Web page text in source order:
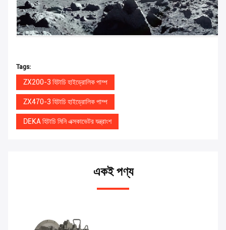
Tags:
ZX200-3 হিটাচি হাইড্রোলিক পাম্প
ZX470-3 হিটাচি হাইড্রোলিক পাম্প
DEKA হিটাচি মিনি এক্সকাভেটর যন্ত্রাংশ
একই পণ্য